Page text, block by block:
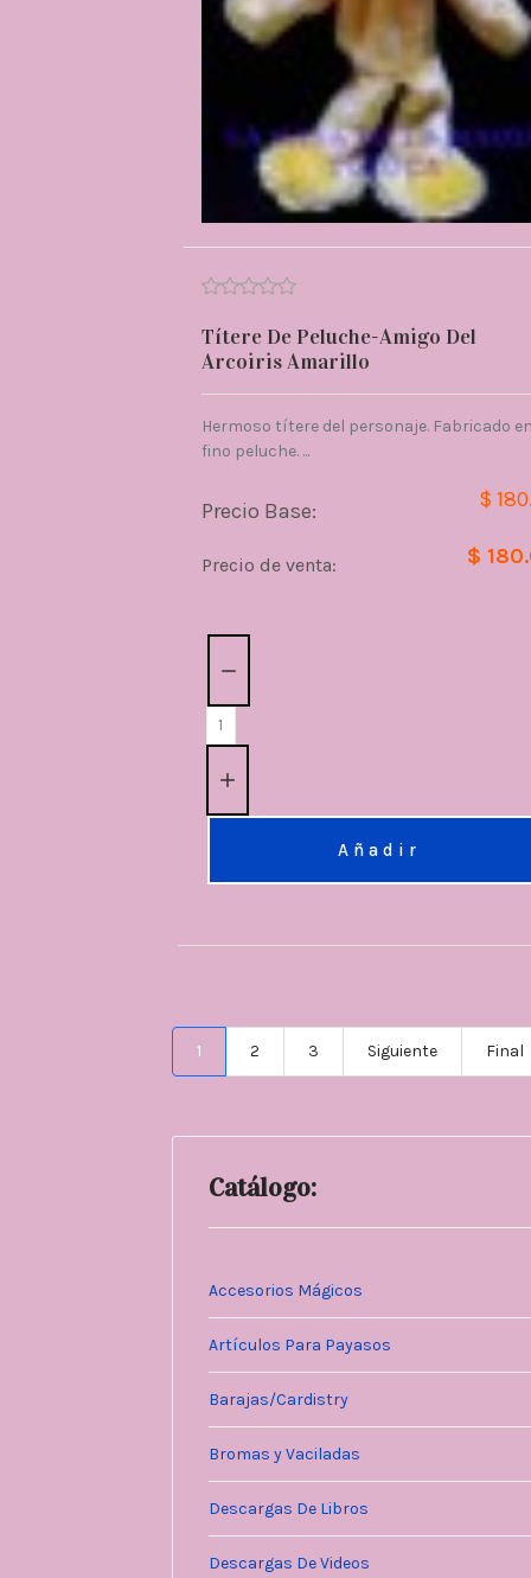
Títere De Peluche-Amigo Del
Arcoiris Amarillo
Hermoso títere del personaje. Fabricado
fino peluche. ...
Precio Base: $
Precio de venta: $
Añadir
1 2 3 Siguiente Final
Catálogo:
Accesorios Mágicos
Artículos Para Payasos
Barajas/Cardistry
Bromas y Vaciladas
Descargas De Libros
Descargas De Videos